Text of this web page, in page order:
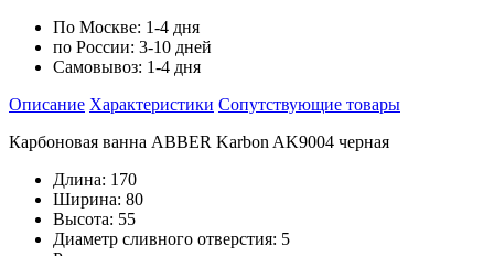
По Москве: 1-4 дня
по России: 3-10 дней
Самовывоз: 1-4 дня
Описание Характеристики Cопутствующие товары
Карбоновая ванна ABBER Karbon AK9004 черная
Длина: 170
Ширина: 80
Высота: 55
Диаметр сливного отверстия: 5